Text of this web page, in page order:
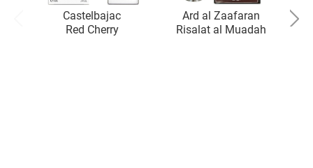
Castelbajac
Red Cherry
Ard al Zaafaran
Risalat al Muadah